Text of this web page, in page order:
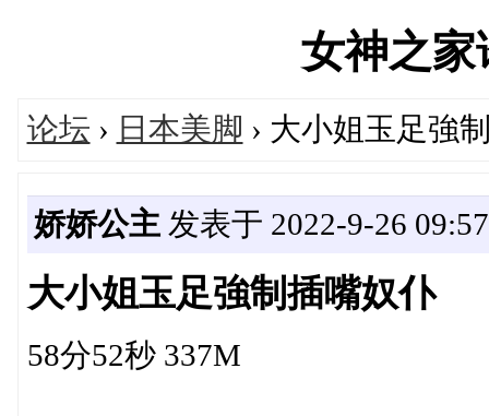
女神之
论坛 › 日本美脚 › 大小姐玉足強
娇娇公主发表于 2022-9-26
大小姐玉足強制插嘴奴仆
58分52秒 337M